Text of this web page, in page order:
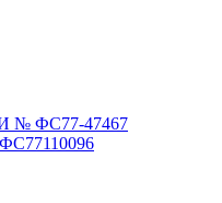
№ ФС77-47467